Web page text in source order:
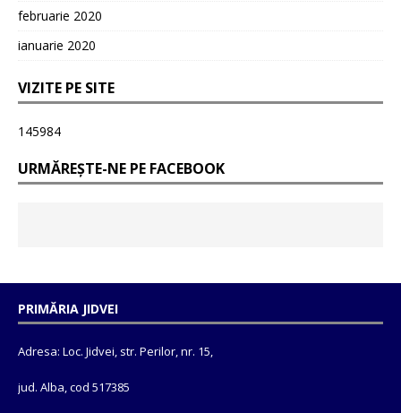
februarie 2020
ianuarie 2020
VIZITE PE SITE
145984
URMĂREȘTE-NE PE FACEBOOK
PRIMĂRIA JIDVEI
Adresa: Loc. Jidvei, str. Perilor, nr. 15,
jud. Alba, cod 517385